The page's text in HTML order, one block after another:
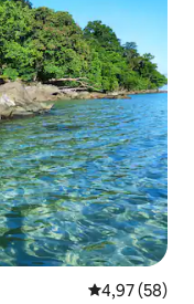
Gemiddelde
4,97 (58)